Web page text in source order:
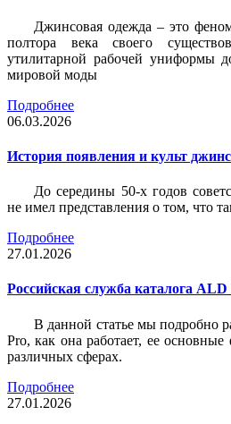
Джинсовая одежда – это
полтора века своего
утилитарной рабочей униформы
мировой моды
Подробнее
06.03.2026
История появления и культ
До середины 50-х годов
не имел представления о том, что
Подробнее
27.01.2026
Российская служба каталога
В данной статье мы подробно
Pro, как она работает, ее
различных сферах.
Подробнее
27.01.2026